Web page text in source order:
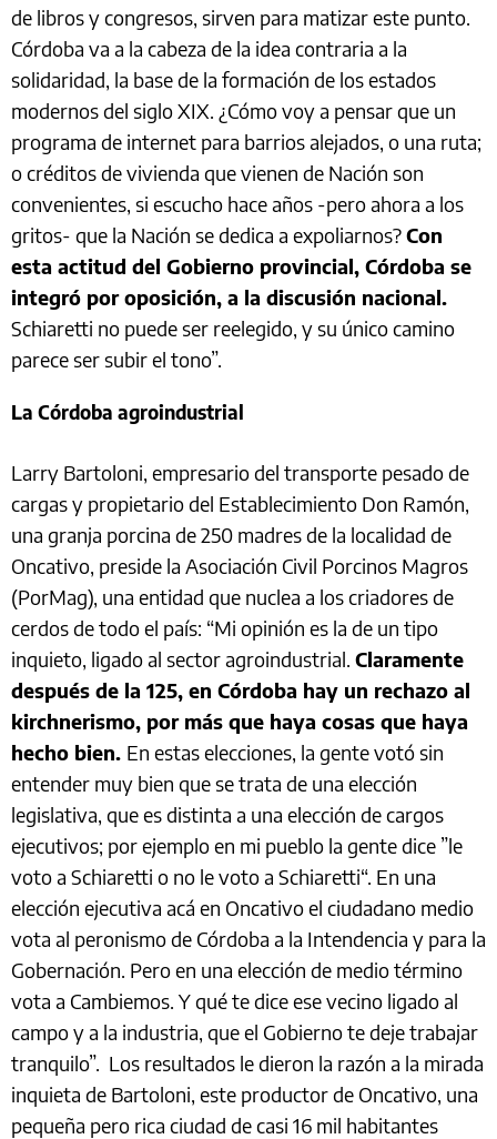
de libros y congresos, sirven para matizar este punto.
Córdoba va a la cabeza de la idea contraria a la
solidaridad, la base de la formación de los estados
modernos del siglo XIX. ¿Cómo voy a pensar que un
programa de internet para barrios alejados, o una ruta;
o créditos de vivienda que vienen de Nación son
convenientes, si escucho hace años -pero ahora a los
gritos- que la Nación se dedica a expoliarnos?Con
esta actitud del Gobierno provincial, Córdoba se
integró por oposición, a la discusión nacional.
Schiaretti no puede ser reelegido, y su único camino
parece ser subir el tono”.
La Córdoba agroindustrial
Larry Bartoloni, empresario del transporte pesado de
cargas y propietario del Establecimiento Don Ramón,
una granja porcina de 250 madres de la localidad de
Oncativo, preside la Asociación Civil Porcinos Magros
(PorMag), una entidad que nuclea a los criadores de
cerdos de todo el país: “Mi opinión es la de un tipo
inquieto, ligado al sector agroindustrial. Claramente
después de la 125, en Córdoba hay un rechazo al
kirchnerismo, por más que haya cosas que haya
hecho bien. En estas elecciones, la gente votó sin
entender muy bien que se trata de una elección
legislativa, que es distinta a una elección de cargos
ejecutivos; por ejemplo en mi pueblo la gente dice ”le
voto a Schiaretti o no le voto a Schiaretti“. En una
elección ejecutiva acá en Oncativo el ciudadano medio
vota al peronismo de Córdoba a la Intendencia y para la
Gobernación. Pero en una elección de medio término
vota a Cambiemos. Y qué te dice ese vecino ligado al
campo y a la industria, que el Gobierno te deje trabajar
tranquilo”. Los resultados le dieron la razón a la mirada
inquieta de Bartoloni, este productor de Oncativo, una
pequeña pero rica ciudad de casi 16 mil habitantes